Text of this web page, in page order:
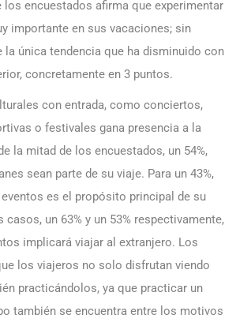
los encuestados afirma que experimentar
importante en sus vacaciones; sin
la única tendencia que ha disminuido con
concretamente en 3 puntos.
con entrada, como conciertos,
o festivales gana presencia a la
la mitad de los encuestados, un 54%,
sean parte de su viaje. Para un 43%,
es el propósito principal de su
casos, un 63% y un 53% respectivamente,
implicará viajar al extranjero. Los
los viajeros no solo disfrutan viendo
practicándolos, ya que practicar un
también se encuentra entre los motivos